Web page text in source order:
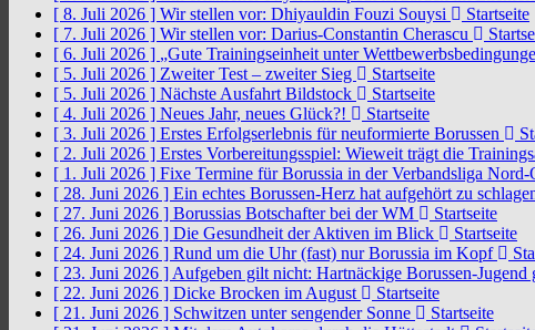
[ 8. Juli 2026 ] Wir stellen vor: Dhiyauldin Fouzi Souysi
Startseite
[ 7. Juli 2026 ] Wir stellen vor: Darius-Constantin Cherascu
[ 6. Juli 2026 ] „Gute Trainingseinheit unter
[ 5. Juli 2026 ] Zweiter Test – zweiter Sieg
Startseite
[ 5. Juli 2026 ] Nächste Ausfahrt Bildstock
Startseite
[ 4. Juli 2026 ] Neues Jahr, neues Glück?!
Startseite
[ 3. Juli 2026 ] Erstes Erfolgserlebnis für neuformierte Borussen
[ 2. Juli 2026 ] Erstes Vorbereitungsspiel: Wieweit trägt die
[ 1. Juli 2026 ] Fixe Termine für Borussia in der Verbandsliga Nord-
[ 28. Juni 2026 ] Ein echtes Borussen-Herz hat aufgehört zu
[ 27. Juni 2026 ] Borussias Botschafter bei der WM
Startseite
[ 26. Juni 2026 ] Die Gesundheit der Aktiven im Blick
Startseite
[ 24. Juni 2026 ] Rund um die Uhr (fast) nur Borussia im Kopf
[ 23. Juni 2026 ] Aufgeben gilt nicht: Hartnäckige Borussen-Jugend
[ 22. Juni 2026 ] Dicke Brocken im August
Startseite
[ 21. Juni 2026 ] Schwitzen unter sengender Sonne
Startseite